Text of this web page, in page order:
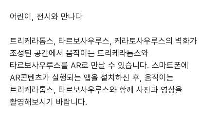
어린이, 전시와 만나다
트리케라톱스, 타르보사우루스, 케라토사우루스의 벽화가
조성된 공간에서 움직이는 트리케라톱스와
타르보사우루스를 AR로 만날 수 있습니다. 스마트폰에
AR콘텐츠가 실행되는 앱을 설치하신 후, 움직이는
트리케라톱스, 타르보사우루스와 함께 사진과 영상을
촬영해보시기 바랍니다.